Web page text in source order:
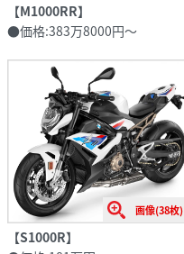
【M1000RR】
●価格:383万8000円～
画像(38枚)
【S1000R】